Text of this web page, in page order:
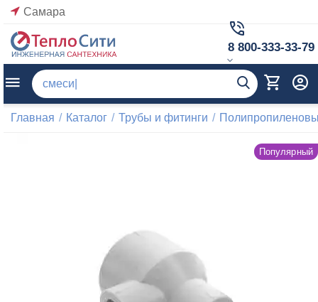
Самара
8 800-333-33-79
Главная / Каталог / Трубы и фитинги /
Популярный